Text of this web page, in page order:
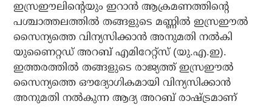
ഇസ്രഈലിന്റെയും ഇറാന്‍ ആക്രമണത്തിന്റെ
പശ്ചാത്തലത്തില്‍ തങ്ങളുടെ മണ്ണില്‍ ഇസ്രഈല്‍
സൈന്യത്തെ വിന്യസിക്കാന്‍ അനുമതി നല്‍കി
യുണൈറ്റഡ് അറബ് എമിറേറ്റ്‌സ് (യു.എ.ഇ).
ഇത്തരത്തില്‍ തങ്ങളുടെ രാജ്യത്ത് ഇസ്രഈല്‍
സൈന്യത്തെ ഔദ്യോഗികമായി വിന്യസിക്കാന്‍
അനുമതി നല്‍കുന്ന ആദ്യ അറബ് രാഷ്ട്രമാണ്